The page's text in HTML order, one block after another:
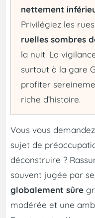
nettement
Privilégiez les
ruelles sombres
la nuit. La
surtout à la gare
profiter
riche d’histoire.
Vous vous
sujet de
déconstruire ?
souvent jugée par
globalement sûre
modérée et une